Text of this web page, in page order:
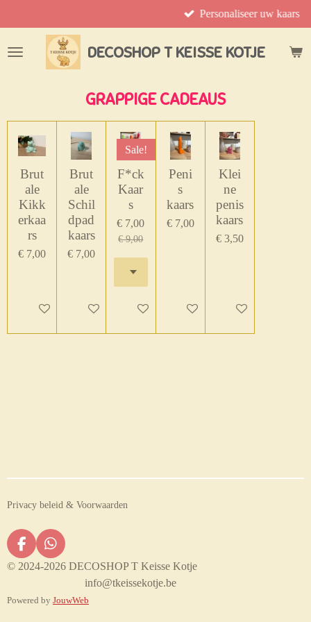
direct
naar
DECOSHOP T KEISSE KOTJE
Personaliseer uw kaars
GRAPPIGE CADEAUS
Brut
ale
Kikk
erkaa
rs
€ 7,00
In winkelwagen
Brut
ale
Schil
dpad
kaars
€ 7,00
In winkelwagen
Sale!
F*ck
Kaar
s
€ 7,00
€ 9,00
In winkelwagen
Peni
s
kaars
€ 7,00
In winkelwagen
Klei
ne
penis
kaars
€ 3,50
In winkelwagen
Privacy beleid & Voorwaarden
F
a
b
W
h
s
© 2024-2026 DECOSHOP T Keisse Kotje
info@tkeissekotje.be
Powered by JouwWeb